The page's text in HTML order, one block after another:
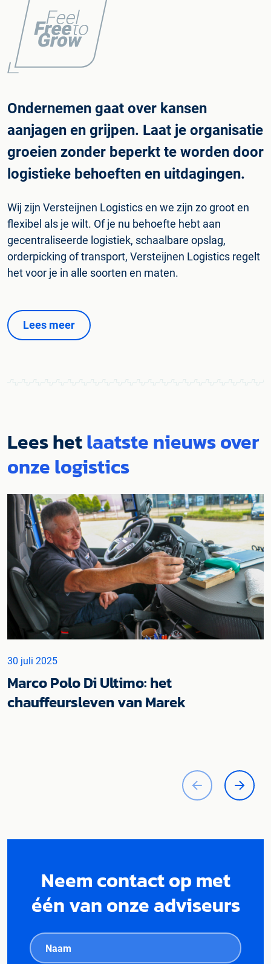
Ondernemen gaat over kansen
aanjagen en grijpen. Laat je organisatie
groeien zonder beperkt te worden door
logistieke behoeften en uitdagingen.
Wij zijn Versteijnen Logistics en we zijn zo groot en
flexibel als je wilt. Of je nu behoefte hebt aan
gecentraliseerde logistiek, schaalbare opslag,
orderpicking of transport, Versteijnen Logistics regelt
het voor je in alle soorten en maten.
Lees meer
Lees hetlaatste nieuws over
onze logistics
30 juli 2025
Marco Polo Di Ultimo: het
chauffeursleven van Marek
Neem contact op met
één van onze adviseurs